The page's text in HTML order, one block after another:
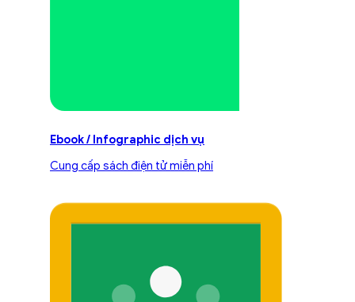
Ebook / Infographic dịch vụ
Cung cấp sách điện tử miễn phí